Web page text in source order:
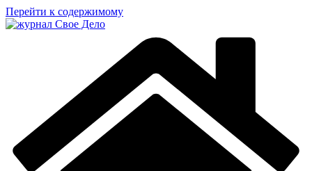
Перейти к содержимому